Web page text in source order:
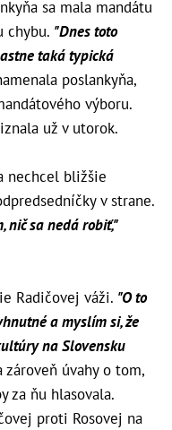
sa mala mandátu
chybu. "Dnes toto
taká typická
poslankyňa,
výboru.
už v utorok.
nechcel bližšie
v strane.
nič sa nedá robiť,"
Radičovej váži. "O to
a myslím si, že
na Slovensku
úvahy o tom,
za ňu hlasovala.
proti Rosovej na